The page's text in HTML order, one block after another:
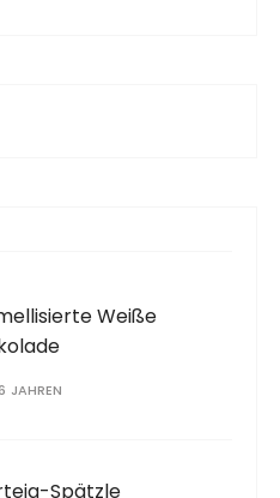
Weiße
JAHREN
Spätzle